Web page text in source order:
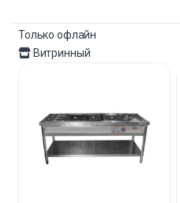
Только офлайн
Витринный